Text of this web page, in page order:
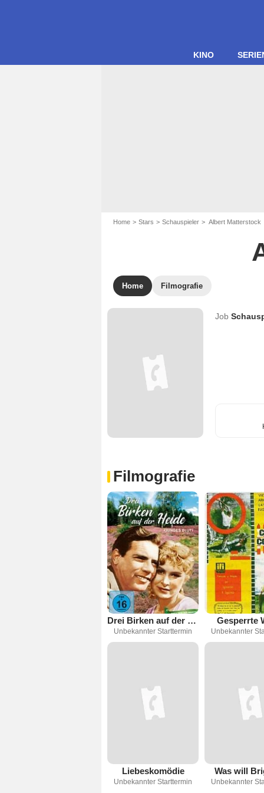
KINO
Home Stars Schauspieler Albert Matterstock
Home Filmografie
Job
Filmografie
Drei Birken auf der Heide - Junges Blut
Unbekannter Starttermin
Gesperrte
Unbekannter
Liebeskomödie
Unbekannter Starttermin
Was will
Unbekannter